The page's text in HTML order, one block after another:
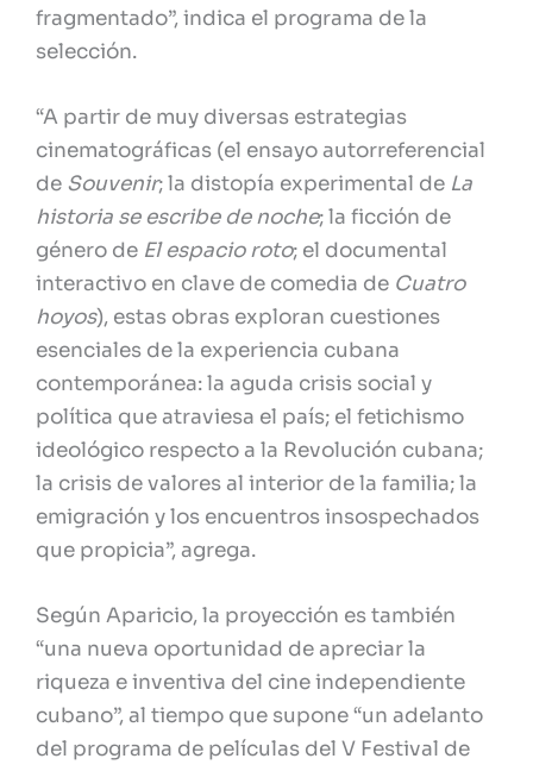
fragmentado”, indica el programa de la
selección.
“A partir de muy diversas estrategias
cinematográficas (el ensayo autorreferencial
de Souvenir; la distopía experimental de La
historia se escribe de noche; la ficción de
género de El espacio roto; el documental
interactivo en clave de comedia de Cuatro
hoyos), estas obras exploran cuestiones
esenciales de la experiencia cubana
contemporánea: la aguda crisis social y
política que atraviesa el país; el fetichismo
ideológico respecto a la Revolución cubana;
la crisis de valores al interior de la familia; la
emigración y los encuentros insospechados
que propicia”, agrega.
Según Aparicio, la proyección es también
“una nueva oportunidad de apreciar la
riqueza e inventiva del cine independiente
cubano”, al tiempo que supone “un adelanto
del programa de películas del V Festival de